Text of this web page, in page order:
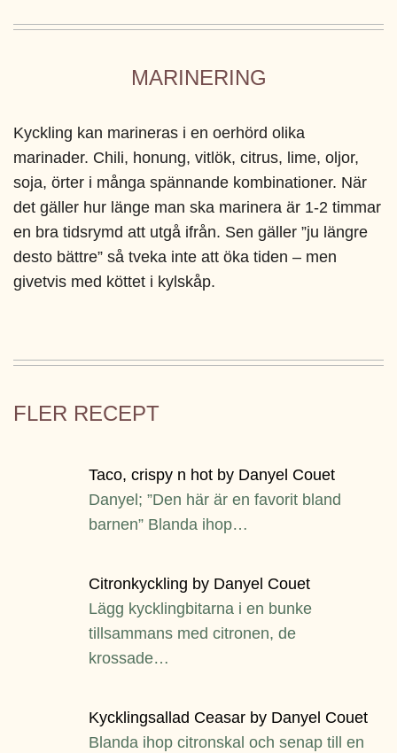
MARINERING
Kyckling kan marineras i en oerhörd olika
marinader. Chili, honung, vitlök, citrus, lime, oljor,
soja, örter i många spännande kombinationer. När
det gäller hur länge man ska marinera är 1-2 timmar
en bra tidsrymd att utgå ifrån. Sen gäller ”ju längre
desto bättre” så tveka inte att öka tiden – men
givetvis med köttet i kylskåp.
FLER RECEPT
Taco, crispy n hot by Danyel Couet
Danyel; ”Den här är en favorit bland
barnen” Blanda ihop…
Citronkyckling by Danyel Couet
Lägg kycklingbitarna i en bunke
tillsammans med citronen, de
krossade…
Kycklingsallad Ceasar by Danyel Couet
Blanda ihop citronskal och senap till en